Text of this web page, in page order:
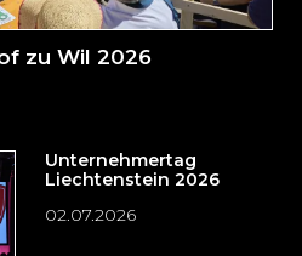
zu Wil 2026
Unternehmertag
Liechtenstein 2026
02.07.2026